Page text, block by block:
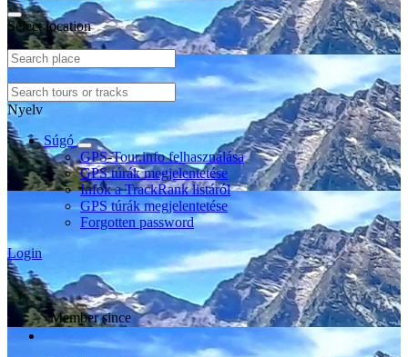
Select location
Nyelv
Súgó
GPS-Tour.info felhasználása
GPS túrák megjelentetése
Infók a TrackRank listáról
GPS túrák megjelentetése
Forgotten password
Login
Member since